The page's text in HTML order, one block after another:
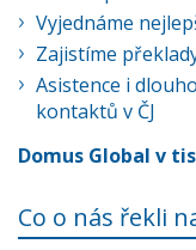
Vyjednáme
Zajistíme
Asistence i
kontaktů v ČJ
Domus Global v
Co o nás řekli